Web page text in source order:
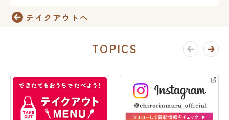
テイクアウトへ
TOPICS